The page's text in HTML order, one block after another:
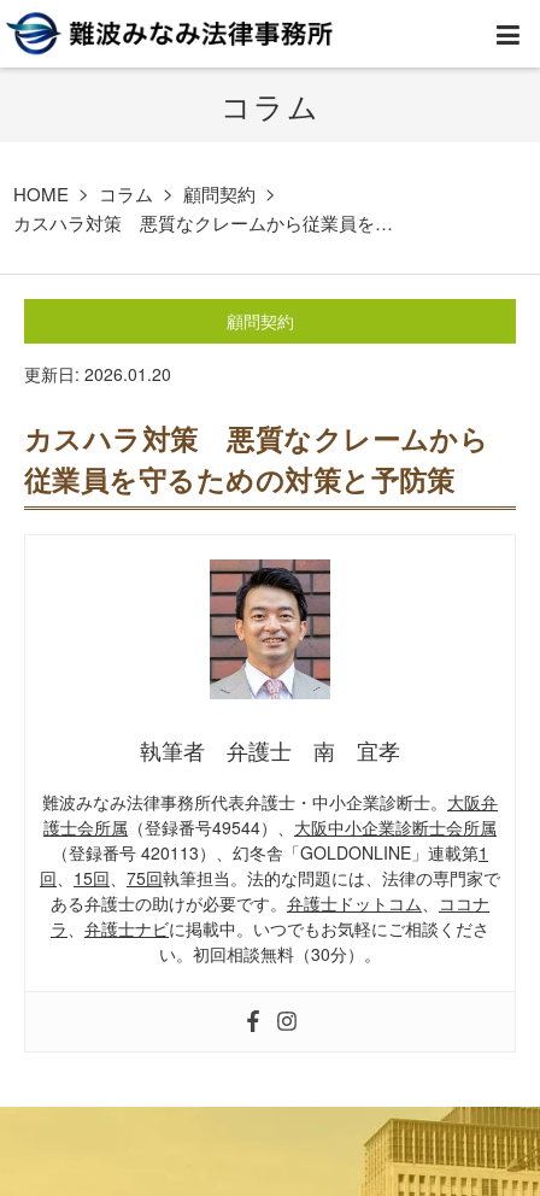
コラム
HOME コラム
顧問契約
カスハラ対策 悪質なクレームから従業員を…
顧問契約
更新日: 2026.01.20
カスハラ対策 悪質なクレームから
従業員を守るための対策と予防策
執筆者 弁護士 南 宜孝
難波みなみ法律事務所代表弁護士・中小企業診断士。 大阪弁
護士会所属 （登録番号49544）、 大阪中小企業診断士会所属
（登録番号 420113）、幻冬舎「GOLDONLINE」連載第1
回、 15回、 75回執筆担当。法的な問題には、法律の専門家で
ある弁護士の助けが必要です。 弁護士ドットコム、 ココナ
ラ、 弁護士ナビに掲載中。いつでもお気軽にご相談くださ
い。初回相談無料（30分）。
HOME
取扱業務
費用